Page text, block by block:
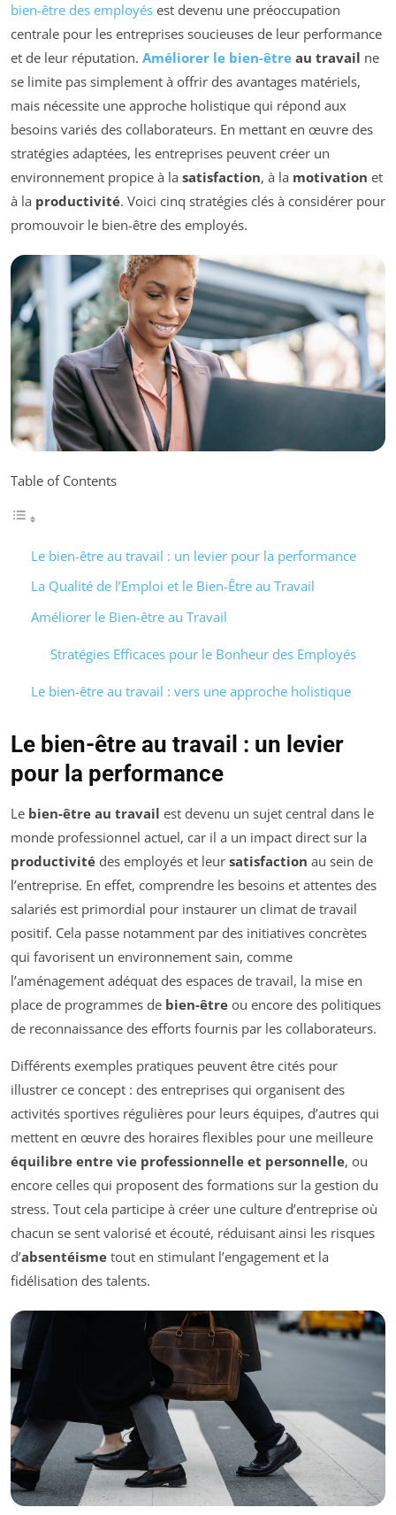
bien-être des employés est devenu une préoccupation
centrale pour les entreprises soucieuses de leur performance
et de leur réputation. Améliorer le bien-être au travail ne
se limite pas simplement à offrir des avantages matériels,
mais nécessite une approche holistique qui répond aux
besoins variés des collaborateurs. En mettant en œuvre des
stratégies adaptées, les entreprises peuvent créer un
environnement propice à la satisfaction, à la motivation et
à la productivité. Voici cinq stratégies clés à considérer pour
promouvoir le bien-être des employés.
Table of Contents
Le bien-être au travail : un levier pour la performance
La Qualité de l’Emploi et le Bien-Être au Travail
Améliorer le Bien-être au Travail
Stratégies Efficaces pour le Bonheur des Employés
Le bien-être au travail : vers une approche holistique
Le bien-être au travail : un levier
pour la performance
Le bien-être au travail est devenu un sujet central dans le
monde professionnel actuel, car il a un impact direct sur la
productivité des employés et leur satisfaction au sein de
l’entreprise. En effet, comprendre les besoins et attentes des
salariés est primordial pour instaurer un climat de travail
positif. Cela passe notamment par des initiatives concrètes
qui favorisent un environnement sain, comme
l’aménagement adéquat des espaces de travail, la mise en
place de programmes de bien-être ou encore des politiques
de reconnaissance des efforts fournis par les collaborateurs.
Différents exemples pratiques peuvent être cités pour
illustrer ce concept : des entreprises qui organisent des
activités sportives régulières pour leurs équipes, d’autres qui
mettent en œuvre des horaires flexibles pour une meilleure
équilibre entre vie professionnelle et personnelle, ou
encore celles qui proposent des formations sur la gestion du
stress. Tout cela participe à créer une culture d’entreprise où
chacun se sent valorisé et écouté, réduisant ainsi les risques
d’absentéisme tout en stimulant l’engagement et la
fidélisation des talents.